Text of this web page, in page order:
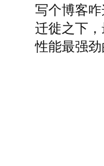
写个博客
迁徙之下
性能最强劲